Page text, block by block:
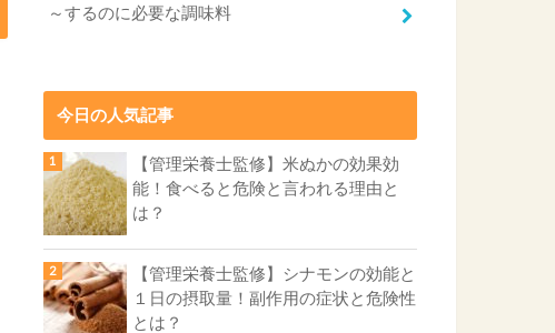
～するのに必要な調味料
今日の人気記事
【管理栄養士監修】米ぬかの効果効
能！食べると危険と言われる理由と
は？
【管理栄養士監修】シナモンの効能と
１日の摂取量！副作用の症状と危険性
とは？